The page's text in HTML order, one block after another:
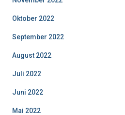
Oktober 2022
September 2022
August 2022
Juli 2022
Juni 2022
Mai 2022